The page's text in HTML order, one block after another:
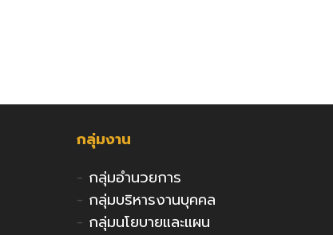
กลุ่มงาน
- กลุ่มอำนวยการ
- กลุ่มบริหารงานบุคคล
- กลุ่มนโยบายและแผน